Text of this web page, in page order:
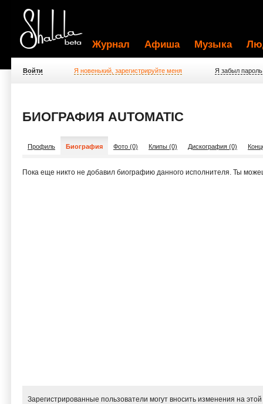
Журнал Афиша Музыка
Войти Я новенький, зарегистрируйте меня Я забыл пароль
БИОГРАФИЯ AUTOMATIC
Профиль Биография Фото (0) Клипы (0) Дискография (0)
Пока еще никто не добавил биографию данного исполнителя. Ты
Зарегистрированные пользователи могут вносить изменения на